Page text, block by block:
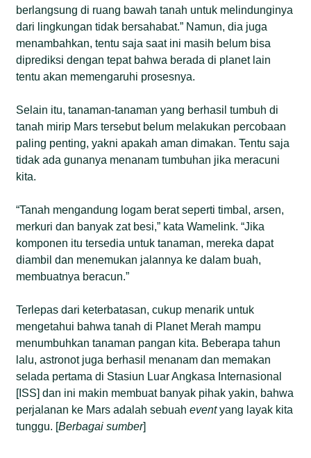
berlangsung di ruang bawah tanah untuk melindunginya
dari lingkungan tidak bersahabat.” Namun, dia juga
menambahkan, tentu saja saat ini masih belum bisa
diprediksi dengan tepat bahwa berada di planet lain
tentu akan memengaruhi prosesnya.
Selain itu, tanaman-tanaman yang berhasil tumbuh di
tanah mirip Mars tersebut belum melakukan percobaan
paling penting, yakni apakah aman dimakan. Tentu saja
tidak ada gunanya menanam tumbuhan jika meracuni
kita.
“Tanah mengandung logam berat seperti timbal, arsen,
merkuri dan banyak zat besi,” kata Wamelink. “Jika
komponen itu tersedia untuk tanaman, mereka dapat
diambil dan menemukan jalannya ke dalam buah,
membuatnya beracun.”
Terlepas dari keterbatasan, cukup menarik untuk
mengetahui bahwa tanah di Planet Merah mampu
menumbuhkan tanaman pangan kita. Beberapa tahun
lalu, astronot juga berhasil menanam dan memakan
selada pertama di Stasiun Luar Angkasa Internasional
[ISS] dan ini makin membuat banyak pihak yakin, bahwa
perjalanan ke Mars adalah sebuaheventyang layak kita
tunggu. [Berbagai sumber]